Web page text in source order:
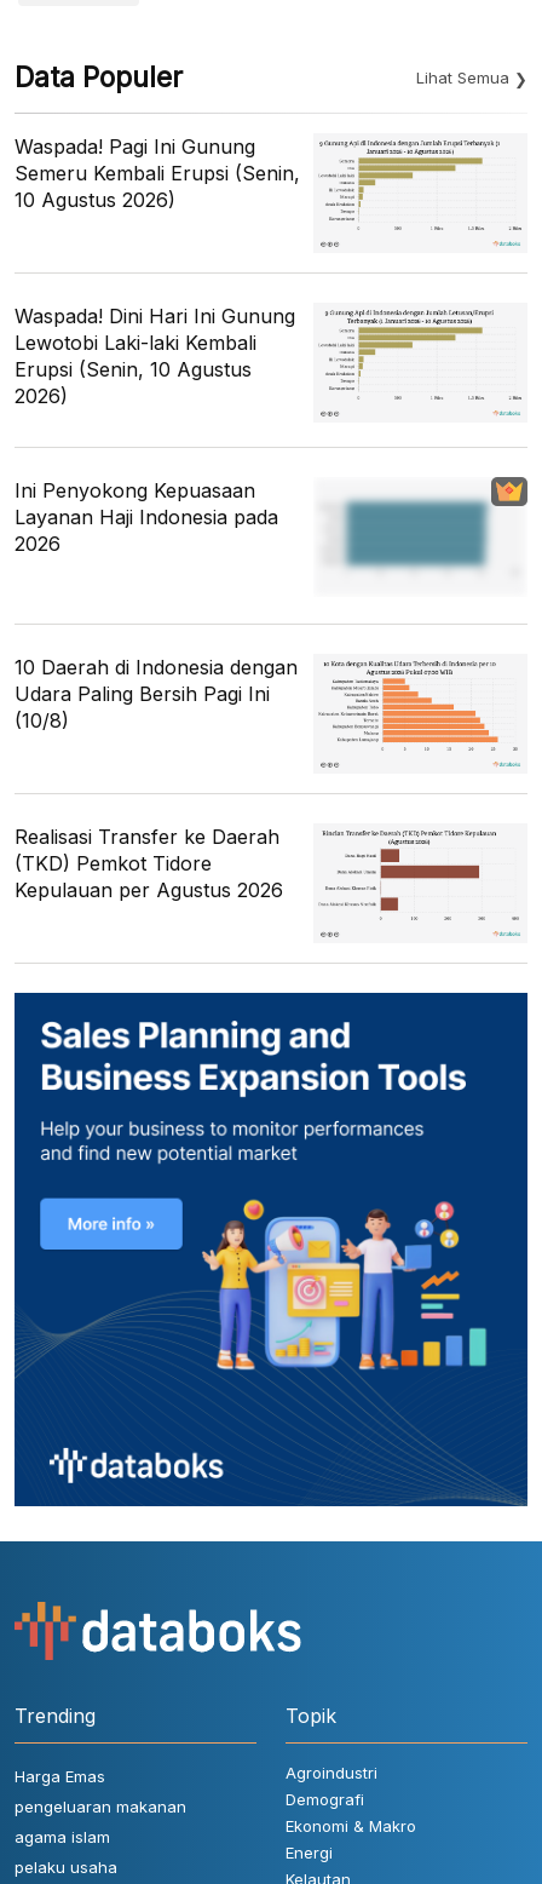
Data Populer Lihat Semua
Waspada! Pagi Ini Gunung
Semeru Kembali Erupsi (Senin,
10 Agustus 2026)
Waspada! Dini Hari Ini Gunung
Lewotobi Laki-laki Kembali
Erupsi (Senin, 10 Agustus
2026)
Ini Penyokong Kepuasaan
Layanan Haji Indonesia pada
2026
10 Daerah di Indonesia dengan
Udara Paling Bersih Pagi Ini
(10/8)
Realisasi Transfer ke Daerah
(TKD) Pemkot Tidore
Kepulauan per Agustus 2026
Trending
Harga Emas
pengeluaran makanan
agama islam
pelaku usaha
Topik
Agroindustri
Demografi
Ekonomi & Makro
Energi
Kelautan